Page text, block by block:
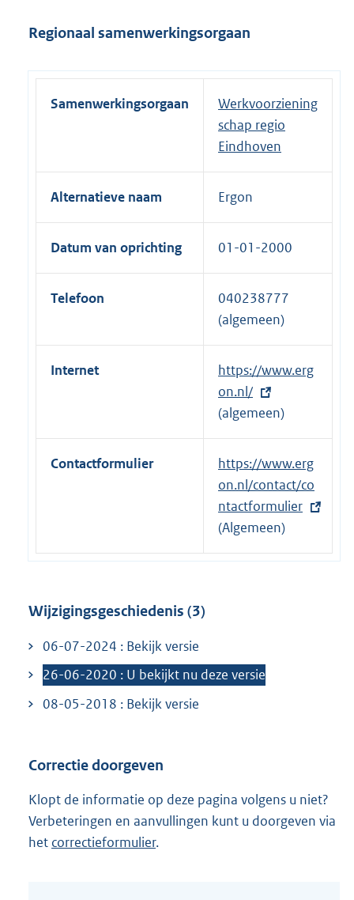
Regionaal samenwerkingsorgaan
Samenwerkingsorgaan
Werkvoorziening
schap regio
Eindhoven
Alternatieve naam Ergon
Datum van oprichting 01-01-2000
Telefoon
040238777
(algemeen)
Internet
E
x
t
e
r
l
n
https://www.erg
on.nl/
(algemeen)
Contactformulier
E
x
t
e
r
k
https://www.erg
on.nl/contact/co
ntactformulier
(Algemeen)
Wijzigingsgeschiedenis (3)
06-07-2024 : Bekijk versie
26-06-2020 : U bekijkt nu deze versie
08-05-2018 : Bekijk versie
Correctie doorgeven
Klopt de informatie op deze pagina volgens u niet?
Verbeteringen en aanvullingen kunt u doorgeven via
het correctieformulier.